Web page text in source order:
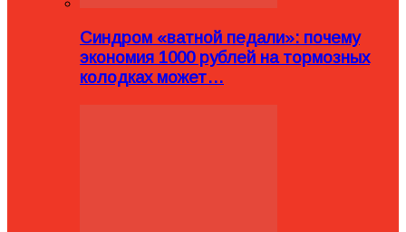
Синдром «ватной педали»: почему
экономия 1000 рублей на тормозных
колодках может…